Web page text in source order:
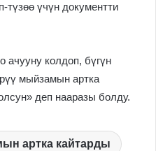
түзөө үчүн документти
ачууну колдоп, бүгүн
мыйзамын артка
деп нааразы болду.
артка кайтарды